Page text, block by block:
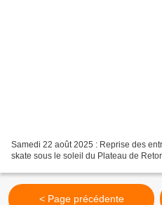
Samedi 22 août 2025 : Reprise des
skate sous le soleil du Plateau de
< Page précédente